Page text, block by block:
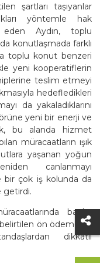
şartları taşıyanlar
yöntemle hak
eden Aydın, toplu
konutlaşmada farklı
toplu konut benzeri
yeni kooperatiflerin
teslim etmeyi
hedefledikleri
da yakaladıklarını
yeni bir enerji ve
bu alanda hizmet
müracaatların ışık
yaşanan yoğun
canlanmayı
çok iş kolunda da
getirdi.
banka
ön ödemenin
dikkatli